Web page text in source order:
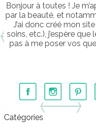
Bonjour à toutes ! Je
par la beauté, et
J’ai donc créé mon
soins, etc.), j’espère
pas à me poser vos
Catégories